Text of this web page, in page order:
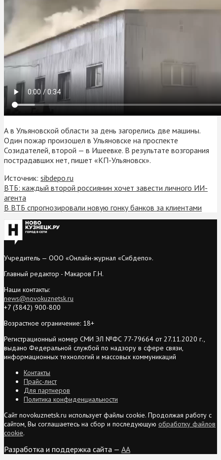
А в Ульяновской области за день загорелись две машины.
Один пожар произошел в Ульяновске на проспекте
Созидателей, второй — в Ишеевке. В результате возгорания
пострадавших нет, пишет «КП-Ульяновск».
Источник: sibdepo.ru
ВТБ: каждый второй россиянин хочет завести личного ИИ-
агента
В ВТБ спрогнозировали новую гонку банков за клиентами
Учредитель — ООО «Онлайн-журнал «Сибдепо».
Главный редактор - Макаров Г.Н.
Наши контакты:
news@novokuznetsk.ru
+7 (3842) 900-800
Возрастное ограничение: 18+
Регистрационный номер СМИ ЭЛ №ФС 77-79664 от 27.11.2020 г.,
выдано Федеральной службой по надзору в сфере связи,
информационных технологий и массовых коммуникаций
Контакты
Прайс-лист
Для партнеров
Политика конфиденциальности
Сайт novokuznetsk.ru использует файлы cookie. Продолжая работу с
сайтом, Вы соглашаетесь на сбор и последующую обработку файлов
cookie.
Разработка и поддержка сайта — AA